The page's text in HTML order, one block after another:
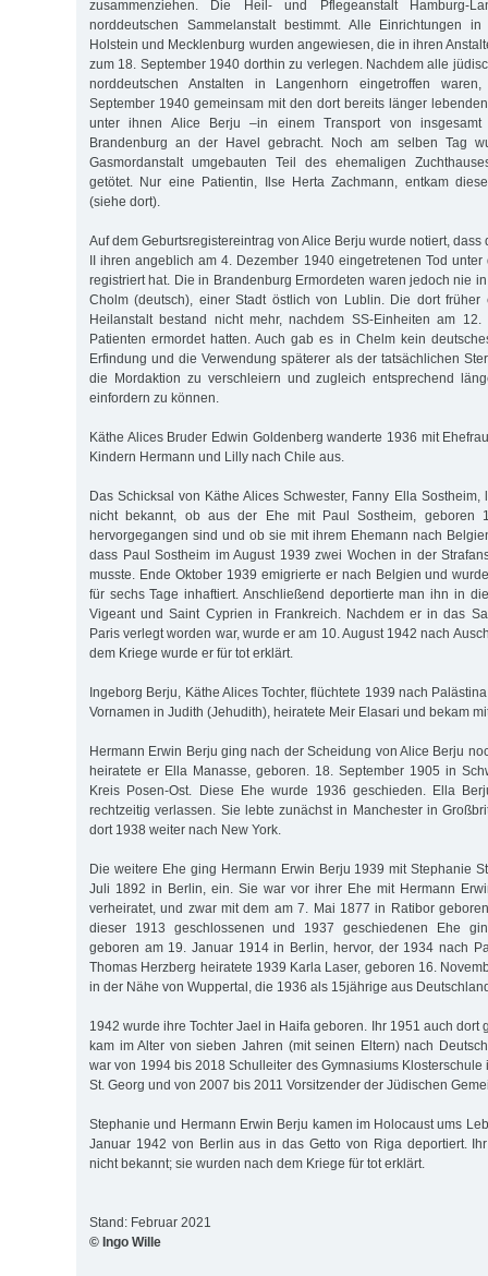
zusammenziehen. Die Heil- und Pflegeanstalt Hamburg-
norddeutschen Sammelanstalt bestimmt. Alle Einrichtungen
Holstein und Mecklenburg wurden angewiesen, die in ihren
zum 18. September 1940 dorthin zu verlegen. Nachdem alle
norddeutschen Anstalten in Langenhorn eingetroffen
September 1940 gemeinsam mit den dort bereits länger
unter ihnen Alice Berju –in einem Transport von insgesamt
Brandenburg an der Havel gebracht. Noch am selben Tag
Gasmordanstalt umgebauten Teil des ehemaligen
getötet. Nur eine Patientin, Ilse Herta Zachmann, entkam
(siehe dort).
Auf dem Geburtsregistereintrag von Alice Berju wurde notiert, dass
II ihren angeblich am 4. Dezember 1940 eingetretenen Tod
registriert hat. Die in Brandenburg Ermordeten waren jedoch nie
Cholm (deutsch), einer Stadt östlich von Lublin. Die dort früher
Heilanstalt bestand nicht mehr, nachdem SS-Einheiten am
Patienten ermordet hatten. Auch gab es in Chelm kein
Erfindung und die Verwendung späterer als der tatsächlichen
die Mordaktion zu verschleiern und zugleich entsprechend
einfordern zu können.
Käthe Alices Bruder Edwin Goldenberg wanderte 1936 mit
Kindern Hermann und Lilly nach Chile aus.
Das Schicksal von Käthe Alices Schwester, Fanny Ella Sostheim,
nicht bekannt, ob aus der Ehe mit Paul Sostheim, geboren
hervorgegangen sind und ob sie mit ihrem Ehemann nach
dass Paul Sostheim im August 1939 zwei Wochen in der
musste. Ende Oktober 1939 emigrierte er nach Belgien und
für sechs Tage inhaftiert. Anschließend deportierte man ihn in
Vigeant und Saint Cyprien in Frankreich. Nachdem er in das
Paris verlegt worden war, wurde er am 10. August 1942 nach
dem Kriege wurde er für tot erklärt.
Ingeborg Berju, Käthe Alices Tochter, flüchtete 1939 nach
Vornamen in Judith (Jehudith), heiratete Meir Elasari und bekam
Hermann Erwin Berju ging nach der Scheidung von Alice Berju
heiratete er Ella Manasse, geboren. 18. September 1905 in
Kreis Posen-Ost. Diese Ehe wurde 1936 geschieden. Ella
rechtzeitig verlassen. Sie lebte zunächst in Manchester in
dort 1938 weiter nach New York.
Die weitere Ehe ging Hermann Erwin Berju 1939 mit Stephanie
Juli 1892 in Berlin, ein. Sie war vor ihrer Ehe mit Hermann
verheiratet, und zwar mit dem am 7. Mai 1877 in Ratibor
dieser 1913 geschlossenen und 1937 geschiedenen Ehe
geboren am 19. Januar 1914 in Berlin, hervor, der 1934 nach
Thomas Herzberg heiratete 1939 Karla Laser, geboren 16.
in der Nähe von Wuppertal, die 1936 als 15jährige aus
1942 wurde ihre Tochter Jael in Haifa geboren. Ihr 1951 auch dort
kam im Alter von sieben Jahren (mit seinen Eltern) nach
war von 1994 bis 2018 Schulleiter des Gymnasiums Klosterschule
St. Georg und von 2007 bis 2011 Vorsitzender der Jüdischen
Stephanie und Hermann Erwin Berju kamen im Holocaust ums
Januar 1942 von Berlin aus in das Getto von Riga deportiert.
nicht bekannt; sie wurden nach dem Kriege für tot erklärt.
Stand: Februar 2021
© Ingo Wille